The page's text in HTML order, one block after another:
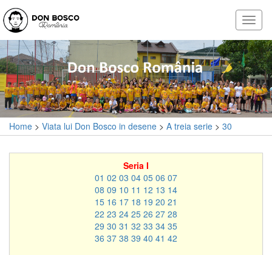
Home > Viata lui Don Bosco in desene > A treia serie > 30
Seria I
01 02 03 04 05 06 07
08 09 10 11 12 13 14
15 16 17 18 19 20 21
22 23 24 25 26 27 28
29 30 31 32 33 34 35
36 37 38 39 40 41 42